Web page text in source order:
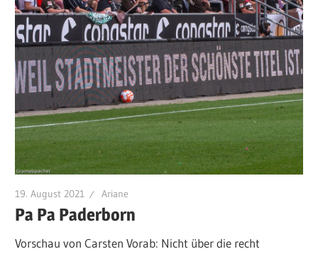
19. August 2021 Ariane
Pa Pa Paderborn
Vorschau von Carsten Vorab: Nicht über die recht